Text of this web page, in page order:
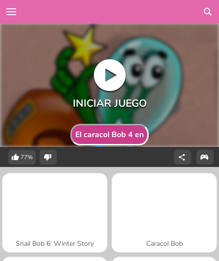
El caracol Bob 4 en
77%
Snail Bob 6: Winter Story Caracol Bob